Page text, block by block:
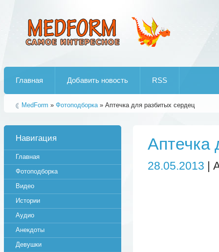
Главная Добавить новость RSS
MedForm » Фотоподборка» Аптечка для разбитых сердец
Аптечка
28.05.2013 |
Навигация
Главная
Фотоподборка
Видео
Истории
Аудио
Анекдоты
Девушки